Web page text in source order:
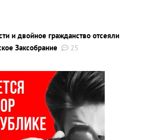
и двойное гражданство отсеяли
Заксобрание
25